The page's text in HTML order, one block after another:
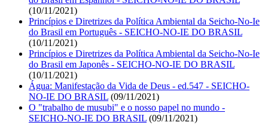
(10/11/2021)
Princípios e Diretrizes da Política Ambiental da Seicho-No-Ie
do Brasil em Português - SEICHO-NO-IE DO BRASIL
(10/11/2021)
Princípios e Diretrizes da Política Ambiental da Seicho-No-Ie
do Brasil em Japonês - SEICHO-NO-IE DO BRASIL
(10/11/2021)
Água: Manifestação da Vida de Deus - ed.547 - SEICHO-
NO-IE DO BRASIL (09/11/2021)
O "trabalho de musubi" e o nosso papel no mundo -
SEICHO-NO-IE DO BRASIL (09/11/2021)